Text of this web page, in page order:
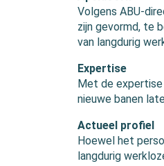
Volgens ABU-
zijn gevormd, te
van langdurig
Expertise
Met de expertise
nieuwe banen
Actueel profiel
Hoewel het
langdurig